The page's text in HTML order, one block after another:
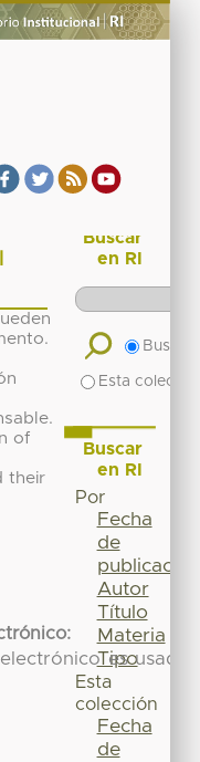
of
their
es usada
Buscar
en RI
Buscar
Esta
Buscar
en RI
Por
Fecha
de
publicación
Autor
Título
Materia
Tipo
Esta
colección
Fecha
de